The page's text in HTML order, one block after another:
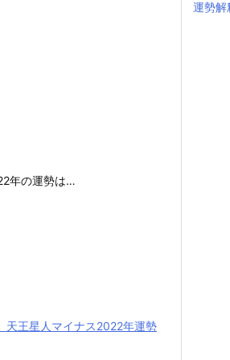
年の運勢は…
天王星人マイナス2022年運勢
運勢解